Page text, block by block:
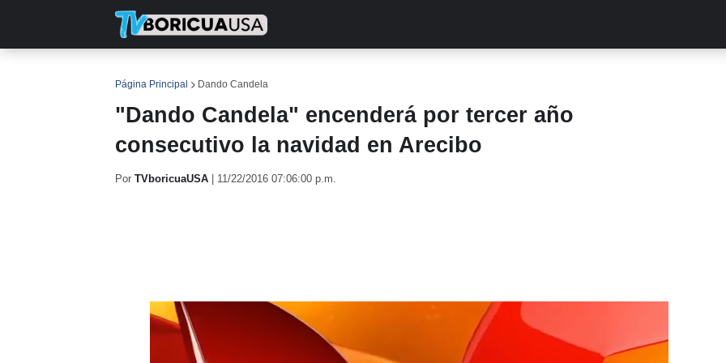
Página Principal Dando Candela
"Dando Candela" encenderá por tercer año
consecutivo la navidad en Arecibo
Por TVboricuaUSA 11/22/2016 07:06:00 p.m.